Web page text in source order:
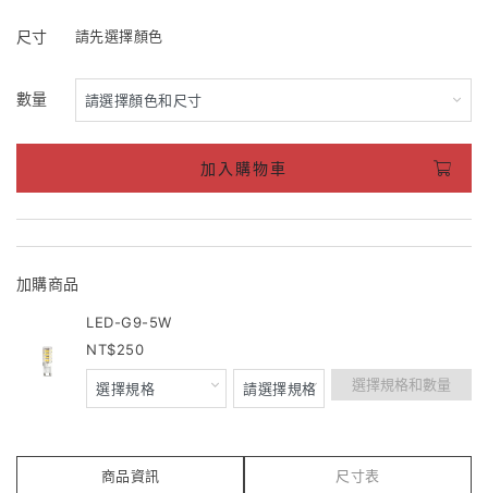
尺寸 請先選擇顏色
數量
加入購物車
加購商品
LED-G9-5W
250
選擇規格和數量
商品資訊 尺寸表